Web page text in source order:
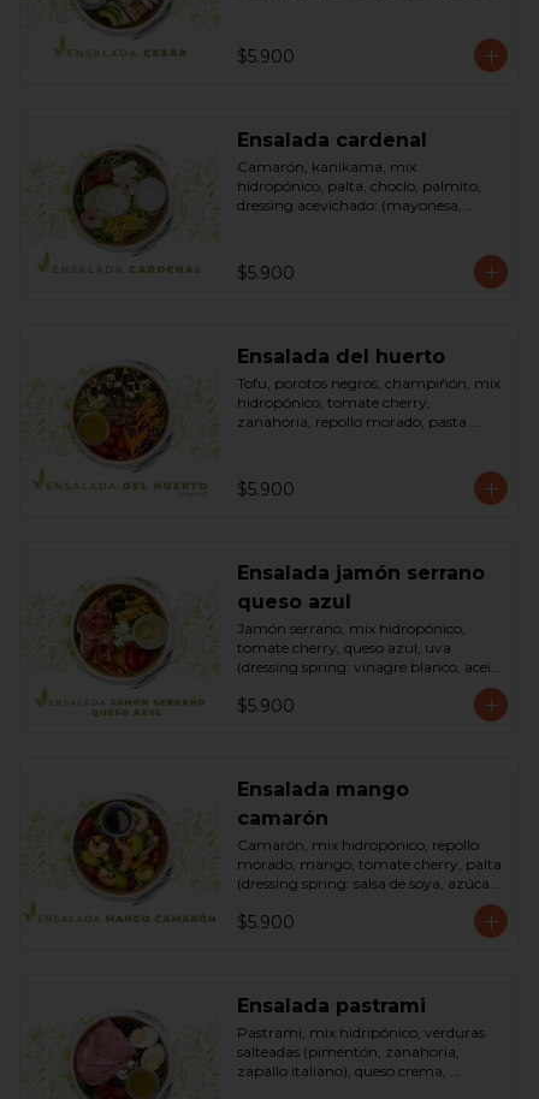
$5.900
Ensalada cardenal
Camarón, kanikama, mix
hidropónico, palta, choclo, palmito,
dressing acevichado: (mayonesa,
$5.900
Ensalada del huerto
Tofu, porotos negros, champiñón, mix
hidropónico, tomate cherry,
zanahoria, repollo morado, pasta
dressing: vinagreta, mostaza (vinagre
blanco, mostaza, azúcar). Bowl.
$5.900
Ensalada jamón serrano
queso azul
Jamón serrano, mix hidropónico,
tomate cherry, queso azul, uva
(dressing spring: vinagre blanco, aceite
$5.900
Ensalada mango
camarón
Camarón, mix hidropónico, repollo
morado, mango, tomate cherry, palta
(dressing spring: salsa de soya, azúcar,
$5.900
Ensalada pastrami
Pastrami, mix hidripónico, verduras
salteadas (pimentón, zanahoria,
zapallo italiano), queso crema,